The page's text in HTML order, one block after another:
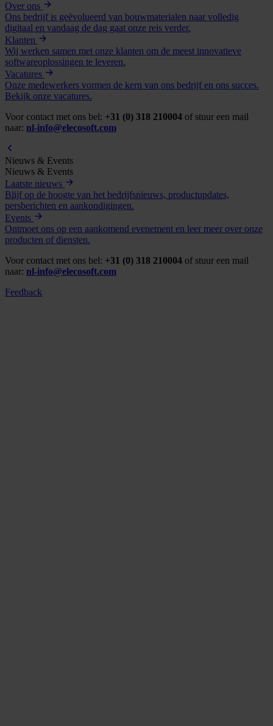
Over ons
Ons bedrijf is geëvolueerd van bouwmaterialen naar volledig
digitaal en vandaag de dag gaat onze reis verder.
Klanten
Wij werken samen met onze klanten om de meest innovatieve
softwareoplossingen te leveren.
Vacatures
Onze medewerkers vormen de kern van ons bedrijf en ons succes.
Bekijk onze vacatures.
Voor contact met ons bel: +31 (0) 318 210004 of stuur een mail
naar: nl-info@elecosoft.com
Nieuws & Events
Nieuws & Events
Laatste nieuws
Blijf op de hoogte van het bedrijfsnieuws, productupdates,
persberichten en aankondigingen.
Events
Ontmoet ons op een aankomend evenement en leer meer over onze
producten of diensten.
Voor contact met ons bel: +31 (0) 318 210004 of stuur een mail
naar: nl-info@elecosoft.com
Feedback